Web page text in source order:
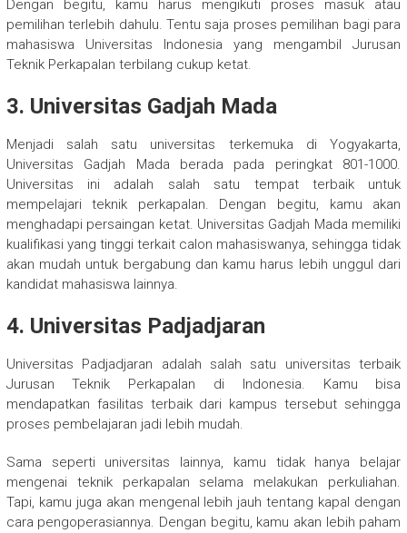
Dengan begitu, kamu harus mengikuti proses masuk atau
pemilihan terlebih dahulu. Tentu saja proses pemilihan bagi para
mahasiswa Universitas Indonesia yang mengambil Jurusan
Teknik Perkapalan terbilang cukup ketat.
3. Universitas Gadjah Mada
Menjadi salah satu universitas terkemuka di Yogyakarta,
Universitas Gadjah Mada berada pada peringkat 801-1000.
Universitas ini adalah salah satu tempat terbaik untuk
mempelajari teknik perkapalan. Dengan begitu, kamu akan
menghadapi persaingan ketat. Universitas Gadjah Mada memiliki
kualifikasi yang tinggi terkait calon mahasiswanya, sehingga tidak
akan mudah untuk bergabung dan kamu harus lebih unggul dari
kandidat mahasiswa lainnya.
4. Universitas Padjadjaran
Universitas Padjadjaran adalah salah satu universitas terbaik
Jurusan Teknik Perkapalan di Indonesia. Kamu bisa
mendapatkan fasilitas terbaik dari kampus tersebut sehingga
proses pembelajaran jadi lebih mudah.
Sama seperti universitas lainnya, kamu tidak hanya belajar
mengenai teknik perkapalan selama melakukan perkuliahan.
Tapi, kamu juga akan mengenal lebih jauh tentang kapal dengan
cara pengoperasiannya. Dengan begitu, kamu akan lebih paham